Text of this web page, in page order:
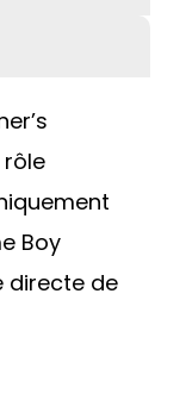
rôle
Boy
directe de